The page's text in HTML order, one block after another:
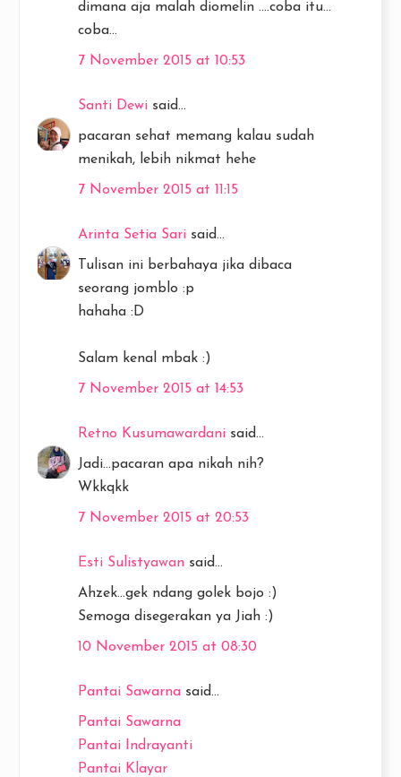
dimana aja malah diomelin ....coba itu...
coba...
7 November 2015 at 10:53
Santi Dewi said...
pacaran sehat memang kalau sudah
menikah, lebih nikmat hehe
7 November 2015 at 11:15
Arinta Setia Sari said...
Tulisan ini berbahaya jika dibaca
seorang jomblo :p
hahaha :D
Salam kenal mbak :)
7 November 2015 at 14:53
Retno Kusumawardani said...
Jadi...pacaran apa nikah nih?
Wkkqkk
7 November 2015 at 20:53
Esti Sulistyawan said...
Ahzek...gek ndang golek bojo :)
Semoga disegerakan ya Jiah :)
10 November 2015 at 08:30
Pantai Sawarna said...
Pantai Sawarna
Pantai Indrayanti
Pantai Klayar